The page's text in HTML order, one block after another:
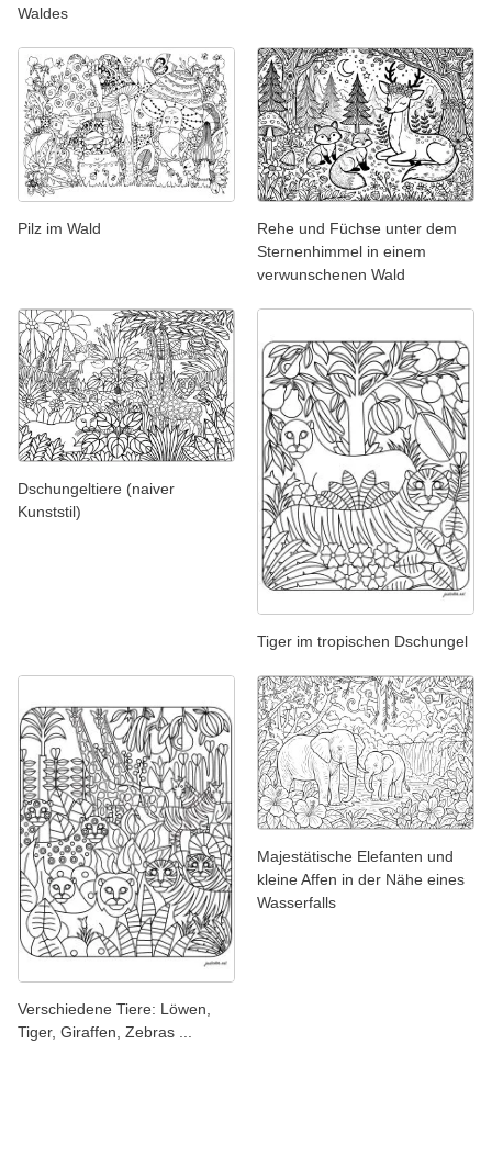
Waldes
Pilz im Wald
Rehe und Füchse unter dem
Sternenhimmel in einem
verwunschenen Wald
Dschungeltiere (naiver
Kunststil)
Tiger im tropischen Dschungel
Verschiedene Tiere: Löwen,
Tiger, Giraffen, Zebras ...
Majestätische Elefanten und
kleine Affen in der Nähe eines
Wasserfalls